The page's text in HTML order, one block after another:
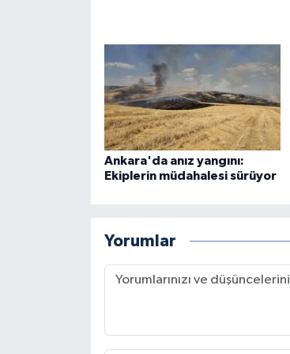
Ankara'da anız yangını:
Ekiplerin müdahalesi sürüyor
Yorumlar